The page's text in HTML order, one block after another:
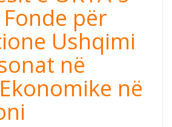
për
Ushqimi
në
në